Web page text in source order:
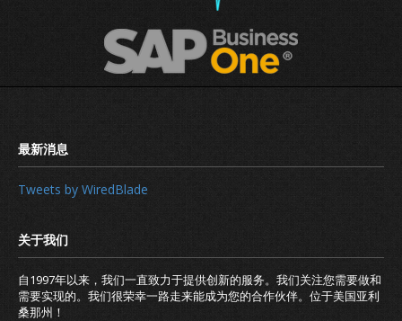
Tweets by WiredBlade
自1997年以来，我们一直致力于提供创新的服务。我们关注您需要做和
需要实现的。我们很荣幸一路走来能成为您的合作伙伴。位于美国亚利
桑那州！